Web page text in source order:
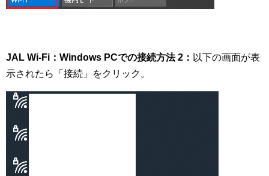
JAL Wi-Fi：Windows PCでの接続方法 2： 以下の画面が表
示されたら「接続」をクリック。